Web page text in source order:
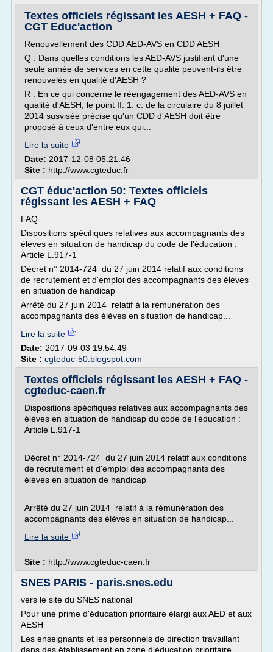
Textes officiels régissant les AESH + FAQ -
CGT Educ'action
Renouvellement des CDD AED-AVS en CDD AESH
Q : Dans quelles conditions les AED-AVS justifiant d'une
seule année de services en cette qualité peuvent-ils être
renouvelés en qualité d'AESH ?
R : En ce qui concerne le réengagement des AED-AVS en
qualité d'AESH, le point II. 1. c. de la circulaire du 8 juillet
2014 susvisée précise qu'un CDD d'AESH doit être
proposé à ceux d'entre eux qui...
Lire la suite
Date: 2017-12-08 05:21:46
Site : http://www.cgteduc.fr
CGT éduc'action 50: Textes officiels
régissant les AESH + FAQ
FAQ
Dispositions spécifiques relatives aux accompagnants des
élèves en situation de handicap du code de l'éducation :
Article L.917-1
Décret n° 2014-724 du 27 juin 2014 relatif aux conditions
de recrutement et d'emploi des accompagnants des élèves
en situation de handicap
Arrêté du 27 juin 2014 relatif à la rémunération des
accompagnants des élèves en situation de handicap...
Lire la suite
Date: 2017-09-03 19:54:49
Site : cgteduc-50.blogspot.com
Textes officiels régissant les AESH + FAQ -
cgteduc-caen.fr
Dispositions spécifiques relatives aux accompagnants des
élèves en situation de handicap du code de l'éducation :
Article L.917-1
Décret n° 2014-724 du 27 juin 2014 relatif aux conditions
de recrutement et d'emploi des accompagnants des
élèves en situation de handicap
Arrêté du 27 juin 2014 relatif à la rémunération des
accompagnants des élèves en situation de handicap...
Lire la suite
Site : http://www.cgteduc-caen.fr
SNES PARIS - paris.snes.edu
vers le site du SNES national
Pour une prime d'éducation prioritaire élargi aux AED et aux
AESH
Les enseignants et les personnels de direction travaillant
dans des établissement en zone d'éducation prioritaire,